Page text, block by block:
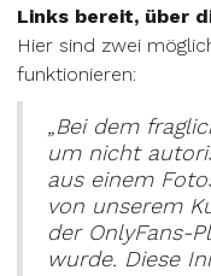
Links bereit, über
Hier sind zwei
funktionieren:
„Bei dem
um nicht
aus einem
von unserem
der OnlyFans-
wurde. Diese